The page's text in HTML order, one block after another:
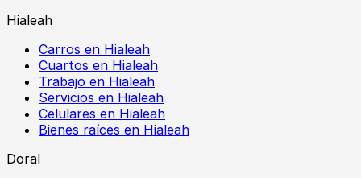
Hialeah
Carros en Hialeah
Cuartos en Hialeah
Trabajo en Hialeah
Servicios en Hialeah
Celulares en Hialeah
Bienes raíces en Hialeah
Doral